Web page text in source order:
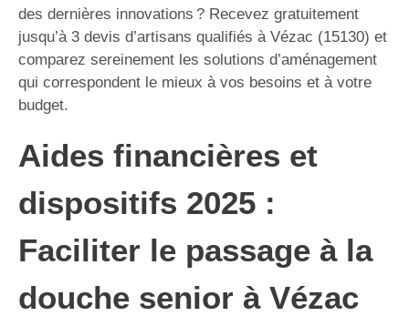
des dernières innovations ? Recevez gratuitement
jusqu’à 3 devis d’artisans qualifiés à Vézac (15130) et
comparez sereinement les solutions d’aménagement
qui correspondent le mieux à vos besoins et à votre
budget.
Aides financières et
dispositifs 2025 :
Faciliter le passage à la
douche senior à Vézac